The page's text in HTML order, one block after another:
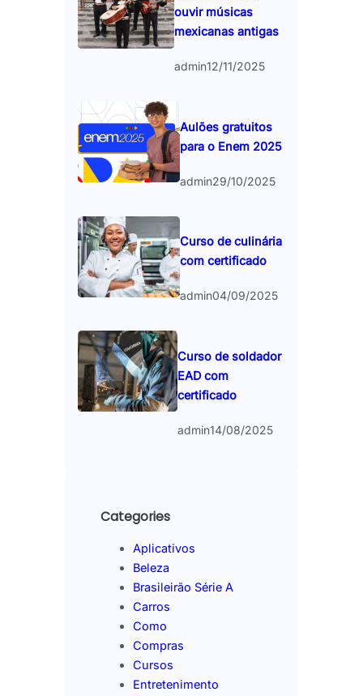
ouvir músicas
mexicanas antigas
admin12/11/2025
Aulões gratuitos
para o Enem 2025
admin29/10/2025
Curso de culinária
com certificado
admin04/09/2025
Curso de soldador
EAD com
certificado
admin14/08/2025
Categories
Aplicativos
Beleza
Brasileirão Série A
Carros
Como
Compras
Cursos
Entretenimento